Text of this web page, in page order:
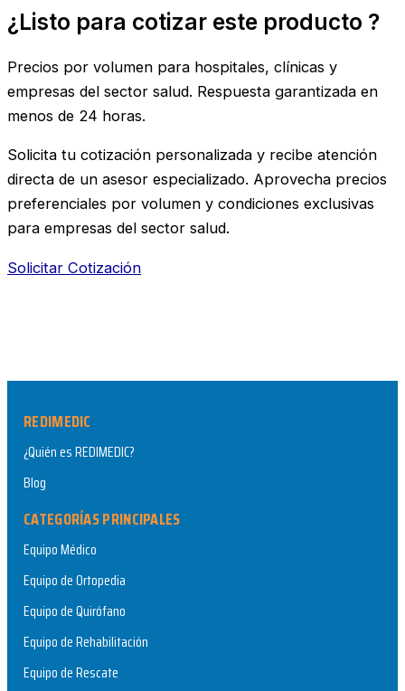
¿Listo para cotizar este producto ?
Precios por volumen para hospitales, clínicas y
empresas del sector salud. Respuesta garantizada en
menos de 24 horas.
Solicita tu cotización personalizada y recibe atención
directa de un asesor especializado. Aprovecha precios
preferenciales por volumen y condiciones exclusivas
para empresas del sector salud.​
Solicitar Cotización
REDIMEDIC
¿Quién es REDIMEDIC?
Blog
CATEGORÍAS PRINCIPALES
Equipo Médico
Equipo de Ortopedia
Equipo de Quirófano
Equipo de Rehabilitación
Equipo de Rescate